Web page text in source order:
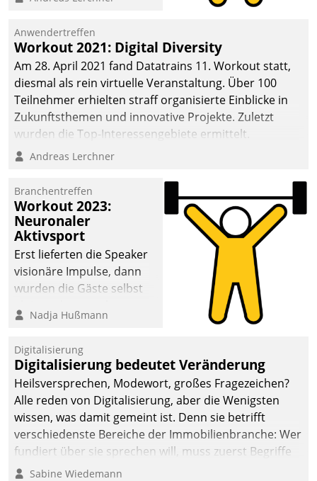
Teilnehmer kurzweilige
Cloud-Strategien und -
Lösungen mit hohem
Zukunftspotenzial.
Anwendertreffen
Workout 2021: Digital Diversity
Am 28. April 2021 fand Datatrains 11. Workout statt,
diesmal als rein virtuelle Veranstaltung. Über 100
Teilnehmer erhielten straff organisierte Einblicke in
Zukunftsthemen und innovative Projekte. Zuletzt
wurden die Top-Interessengebiete ermittelt.
Andreas Lerchner
Branchentreffen
Workout 2023:
Neuronaler
Aktivsport
Erst lieferten die Speaker
visionäre Impulse, dann
wurden die Gäste selbst
methodisch
Quartier. Dazwischen
zeigte Datatrain, was es
Neues zu bieten hat.
Nadja Hußmann
Digitalisierung
Digitalisierung bedeutet Veränderung
Heilsversprechen, Modewort, großes Fragezeichen?
Alle reden von Digitalisierung, aber die Wenigsten
wissen, was damit gemeint ist. Denn sie betrifft
verschiedenste Bereiche der Immobilienbranche: Wer
fundiert über sie sprechen will, muss zuerst Begriffe
klären. Ein Aspekt ist die betriebliche Optimierung:
Sabine Wiedemann